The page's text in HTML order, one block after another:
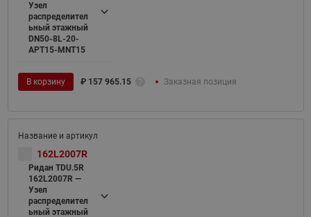
Узел
распределител
ьный этажный
DN50-8L-20-
APT15-MNT15
В корзину ₽ 157 965.15 Заказная позиция
162L2007R
Ридан TDU.5R
162L2007R —
Узел
распределител
ьный этажный